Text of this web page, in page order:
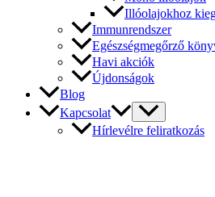
Illóolajokhoz
Immunrendszer
Egészségmegőrző
Havi akciók
Újdonságok
Blog
Kapcsolat
Hírlevélre feliratkozás